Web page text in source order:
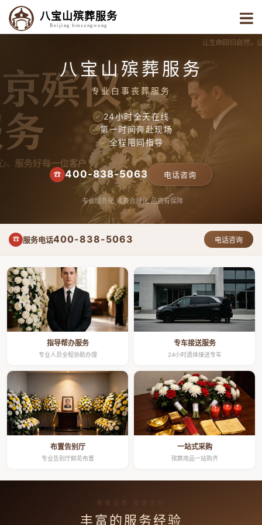
八宝山殡葬服务
Beijing binzangwang
八宝山殡葬服务
专业白事丧葬服务
✓ 24小时全天在线
✓ 第一时间奔赴现场
✓ 全程陪同指导
☎ 400-838-5063 电话咨询
专业服务化 收费合理化 品质有保障
☎ 服务电话400-838-5063 电话咨询
指导帮办服务
专业人员全程协助办理
专车接送服务
24小时遗体接送专车
布置告别厅
专业告别厅鲜花布置
一站式采购
殡葬用品一站购齐
高端品质 按需定制
丰富的服务经验